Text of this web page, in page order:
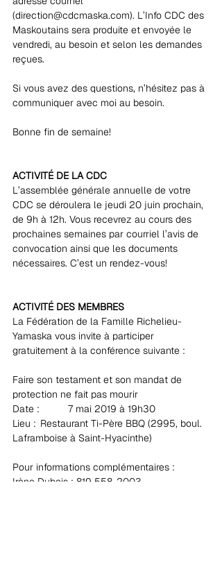
(direction@cdcmaska.com). L’Info CDC des
Maskoutains sera produite et envoyée le
vendredi, au besoin et selon les demandes
reçues.
Si vous avez des questions, n’hésitez pas à
communiquer avec moi au besoin.
Bonne fin de semaine!
ACTIVITÉ DE LA CDC
L’assemblée générale annuelle de votre
CDC se déroulera le jeudi 20 juin prochain,
de 9h à 12h. Vous recevrez au cours des
prochaines semaines par courriel l’avis de
convocation ainsi que les documents
nécessaires. C’est un rendez-vous!
ACTIVITÉ DES MEMBRES
La Fédération de la Famille Richelieu-
Yamaska vous invite à participer
gratuitement à la conférence suivante :
Faire son testament et son mandat de
protection ne fait pas mourir
Date :	7 mai 2019 à 19h30
Lieu :	Restaurant Ti-Père BBQ (2995, boul.
Laframboise à Saint-Hyacinthe)
Pour informations complémentaires :
Irène Dubois : 819 558-2003